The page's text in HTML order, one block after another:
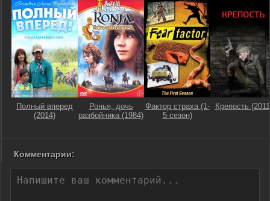
Полный вперед
(2014)
Ронья, дочь
разбойника (1984)
Фактор страха (1-
5 сезон)
Крепость
Комментарии: